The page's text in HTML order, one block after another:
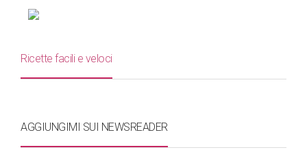
Ricette facili e veloci
AGGIUNGIMI SUI NEWSREADER